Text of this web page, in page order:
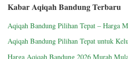
Kabar Aqiqah Bandung Terbaru
Aqiqah Bandung Pilihan Tepat – Harga
Aqiqah Bandung Pilihan Tepat untuk
Harga Aqiqah Bandung 2026 Murah